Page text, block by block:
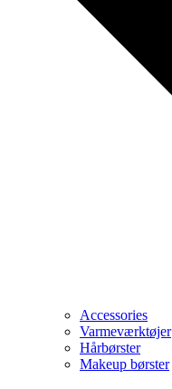
Accessories
Varmeværktøjer
Hårbørster
Makeup børster